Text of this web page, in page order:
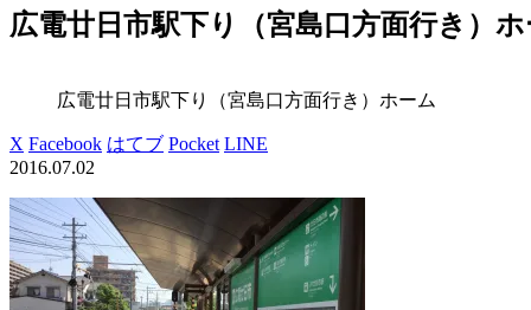
広電廿日市駅下り（宮島口方面行き）ホ
広電廿日市駅下り（宮島口方面行き）ホーム
X Facebook はてブ Pocket LINE
2016.07.02